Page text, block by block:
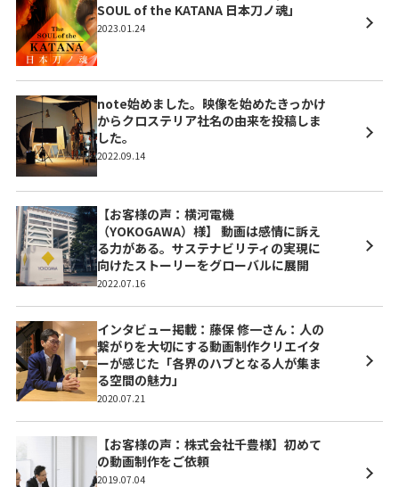
SOUL of the KATANA 日本刀ノ魂」
2023.01.24
note始めました。映像を始めたきっかけ
からクロステリア社名の由来を投稿しま
した。
2022.09.14
【お客様の声：横河電機
（YOKOGAWA）様】 動画は感情に訴え
る力がある。サステナビリティの実現に
向けたストーリーをグローバルに展開
2022.07.16
インタビュー掲載：藤保 修一さん：人の
繋がりを大切にする動画制作クリエイタ
ーが感じた「各界のハブとなる人が集ま
る空間の魅力」
2020.07.21
【お客様の声：株式会社千豊様】初めて
の動画制作をご依頼
2019.07.04